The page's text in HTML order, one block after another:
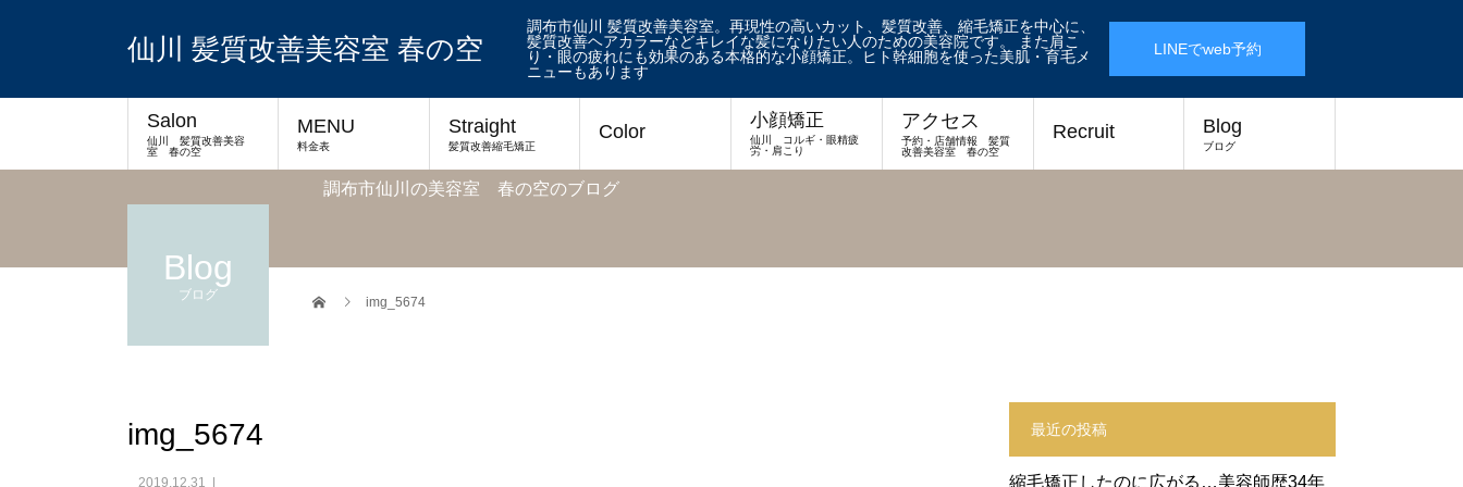
仙川 髪質改善美容室 春の空
調布市仙川 髪質改善美容室。再現性の高いカット、髪質改善、縮毛矯正を中心に、
髪質改善ヘアカラーなどキレイな髪になりたい人のための美容院です。 また肩こ
り・眼の疲れにも効果のある本格的な小顔矯正。ヒト幹細胞を使った美肌・育毛メ
ニューもあります
LINEでweb予約
Salon
仙川 髪質改善美容
室 春の空
MENU
料金表
Straight
髪質改善縮毛矯正
Color 小顔矯正
仙川 コルギ・眼精疲
労・肩こり
アクセス
予約・店舗情報 髪質
改善美容室 春の空
Recruit Blog
ブログ
Blog
ブログ
調布市仙川の美容室 春の空のブログ
img_5674
img_5674
2019.12.31
最近の投稿
縮毛矯正したのに広がる…美容師歴34年